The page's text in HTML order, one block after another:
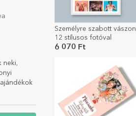
Személyre szabott vászon
12 stílusos fotóval
6 070 Ft
neki,